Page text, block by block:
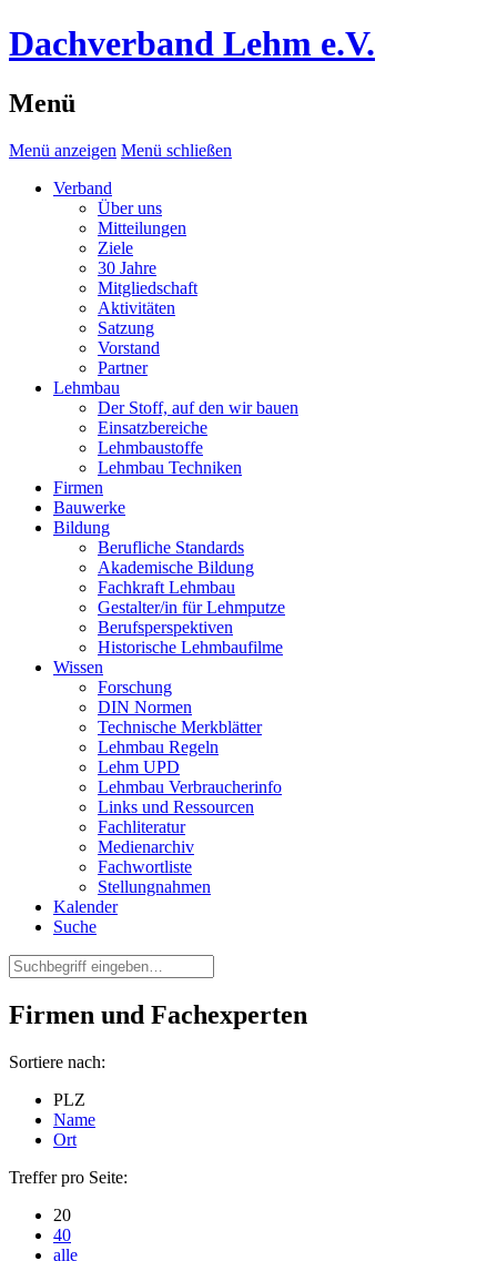
Dachverband Lehm e.V.
Menü
Menü anzeigen Menü schließen
Verband
Über uns
Mitteilungen
Ziele
30 Jahre
Mitgliedschaft
Aktivitäten
Satzung
Vorstand
Partner
Lehmbau
Der Stoff, auf den wir bauen
Einsatzbereiche
Lehmbaustoffe
Lehmbau Techniken
Firmen
Bauwerke
Bildung
Berufliche Standards
Akademische Bildung
Fachkraft Lehmbau
Gestalter/in für Lehmputze
Berufsperspektiven
Historische Lehmbaufilme
Wissen
Forschung
DIN Normen
Technische Merkblätter
Lehmbau Regeln
Lehm UPD
Lehmbau Verbraucherinfo
Links und Ressourcen
Fachliteratur
Medienarchiv
Fachwortliste
Stellungnahmen
Kalender
Suche
Firmen und Fachexperten
Sortiere nach:
PLZ
Name
Ort
Treffer pro Seite:
20
40
alle